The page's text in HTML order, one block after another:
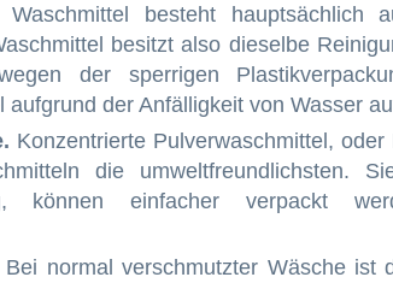
Waschmittel besteht hauptsächlich
besitzt also dieselbe
der sperrigen
der Anfälligkeit von Wasser
Konzentrierte Pulverwaschmittel,
die umweltfreundlichsten.
können einfacher verpackt
Bei normal verschmutzter Wäsche ist